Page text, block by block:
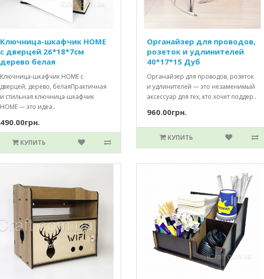
Ключница-шкафчик HOME
c дверцей 26*18*7см
дерево белая
Ключница-шкафчик HOME с
дверцей, дерево, белаяПрактичная
и стильная ключница-шкафчик
HOME — это идеа..
490.00грн.
КУПИТЬ
Органайзер для проводов,
розеток и удлинителей
40*17*15 Дуб
Органайзер для проводов, розеток
и удлинителей — это незаменимый
аксессуар для тех, кто хочет поддер..
960.00грн.
КУПИТЬ